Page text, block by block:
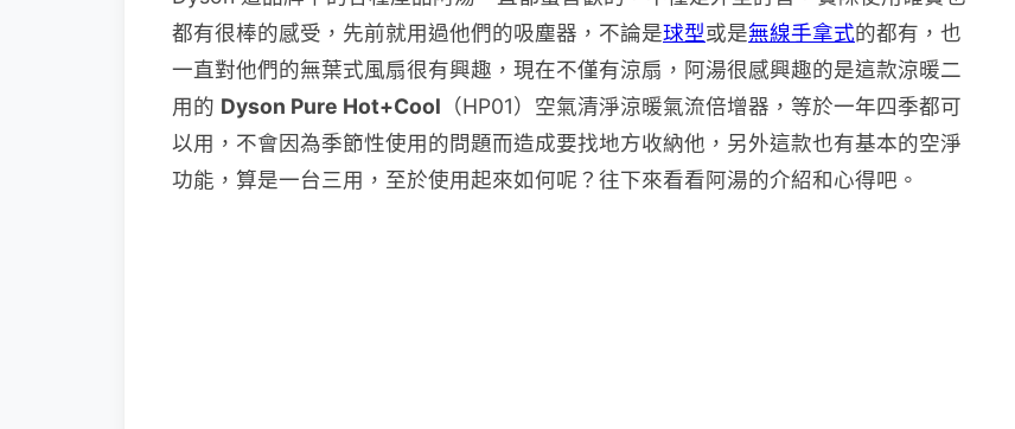
都有很棒的感受，先前就用過他們的吸塵器，不論是球型或是無線手拿式的都有，也
一直對他們的無葉式風扇很有興趣，現在不僅有涼扇，阿湯很感興趣的是這款涼暖二
用的 Dyson Pure Hot+Cool （HP01）空氣清淨涼暖氣流倍增器，等於一年四季都可
以用，不會因為季節性使用的問題而造成要找地方收納他，另外這款也有基本的空淨
功能，算是一台三用，至於使用起來如何呢？往下來看看阿湯的介紹和心得吧。